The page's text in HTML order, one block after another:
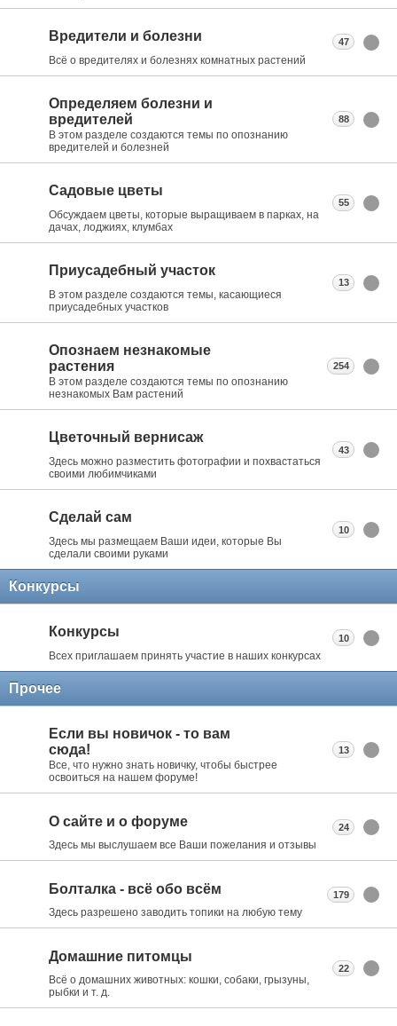
Вредители и болезни
Всё о вредителях и болезнях комнатных растений
47
Определяем болезни и
вредителей
В этом разделе создаются темы по опознанию
вредителей и болезней
88
Садовые цветы
Обсуждаем цветы, которые выращиваем в парках, на
дачах, лоджиях, клумбах
55
Приусадебный участок
В этом разделе создаются темы, касающиеся
приусадебных участков
13
Опознаем незнакомые
растения
В этом разделе создаются темы по опознанию
незнакомых Вам растений
254
Цветочный вернисаж
Здесь можно разместить фотографии и похвастаться
своими любимчиками
43
Сделай сам
Здесь мы размещаем Ваши идеи, которые Вы
сделали своими руками
10
Конкурсы
Конкурсы
Всех приглашаем принять участие в наших конкурсах
10
Прочее
Если вы новичок - то вам
сюда!
Все, что нужно знать новичку, чтобы быстрее
освоиться на нашем форуме!
13
О сайте и о форуме
Здесь мы выслушаем все Ваши пожелания и отзывы
24
Болталка - всё обо всём
Здесь разрешено заводить топики на любую тему
179
Домашние питомцы
Всё о домашних животных: кошки, собаки, грызуны,
рыбки и т. д.
22